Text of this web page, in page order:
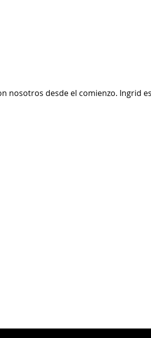
nosotros desde el comienzo. Ingrid